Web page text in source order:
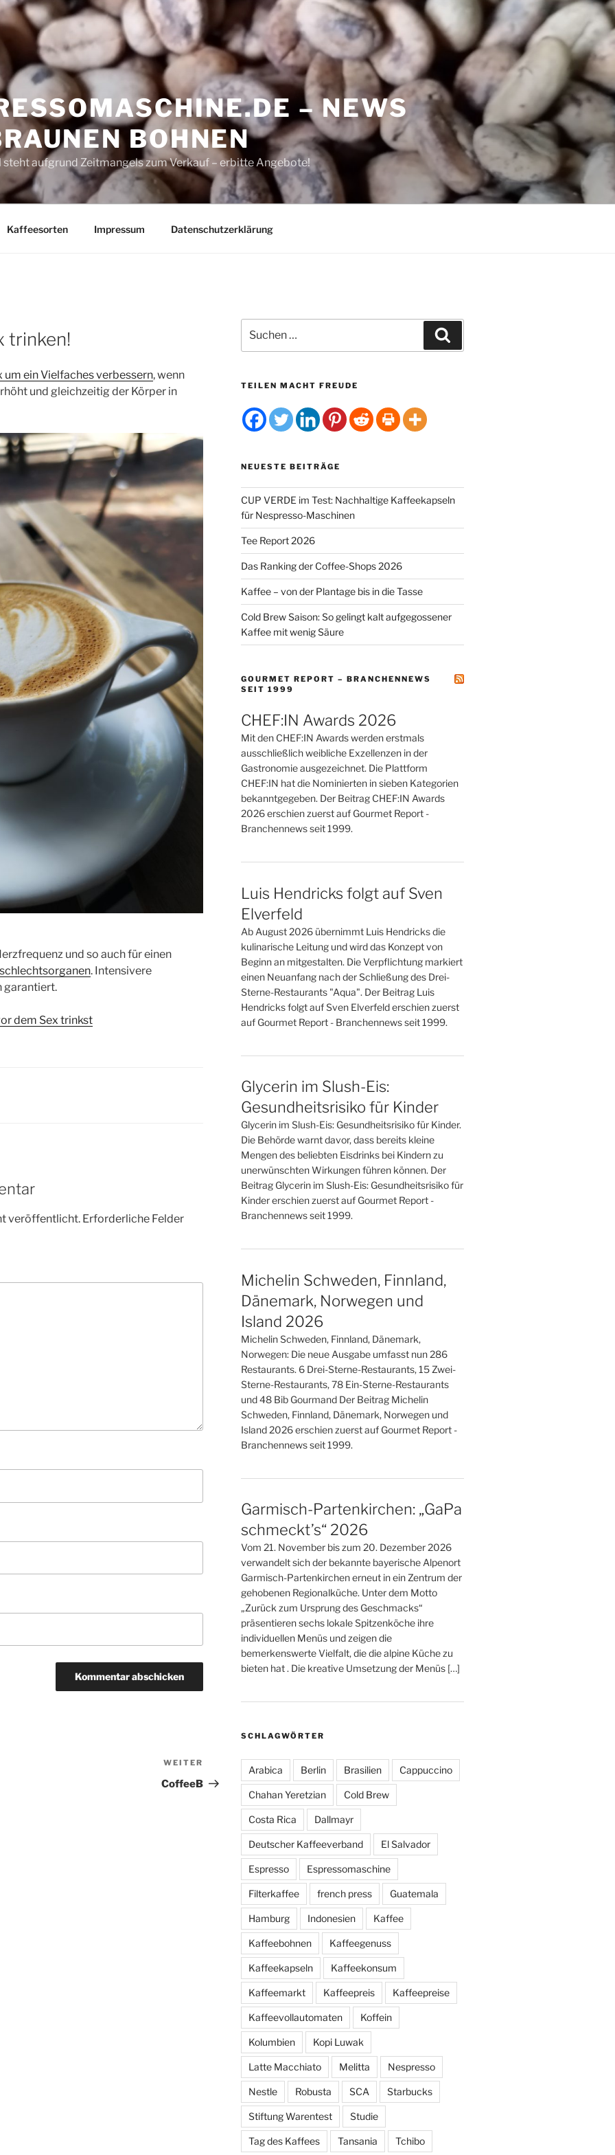
– NEWS
BOHNEN
aufgrund Zeitmangels zum Verkauf – erbitte Angebote!
Kaffeesorten Impressum Datenschutzerklärung
trinken!
um ein Vielfaches verbessern, wenn
und gleichzeitig der Körper in
und so auch für einen
. Intensivere
garantiert.
dem Sex trinkst
veröffentlicht. Erforderliche Felder
Nächster
Beitrag
WEITER
CoffeeB
nach:
TEILEN MACHT FREUDE
NEUESTE BEITRÄGE
CUP VERDE im Test: Nachhaltige Kaffeekapseln
für Nespresso-Maschinen
Tee Report 2026
Das Ranking der Coffee-Shops 2026
Kaffee – von der Plantage bis in die Tasse
Cold Brew Saison: So gelingt kalt aufgegossener
Kaffee mit wenig Säure
GOURMET REPORT – BRANCHENNEWS
SEIT 1999
CHEF:IN Awards 2026
Mit den CHEF:IN Awards werden erstmals
ausschließlich weibliche Exzellenzen in der
Gastronomie ausgezeichnet. Die Plattform
CHEF:IN hat die Nominierten in sieben Kategorien
bekanntgegeben. Der Beitrag CHEF:IN Awards
2026 erschien zuerst auf Gourmet Report -
Branchennews seit 1999.
Luis Hendricks folgt auf Sven
Elverfeld
Ab August 2026 übernimmt Luis Hendricks die
kulinarische Leitung und wird das Konzept von
Beginn an mitgestalten. Die Verpflichtung markiert
einen Neuanfang nach der Schließung des Drei-
Sterne-Restaurants "Aqua". Der Beitrag Luis
Hendricks folgt auf Sven Elverfeld erschien zuerst
auf Gourmet Report - Branchennews seit 1999.
Glycerin im Slush-Eis:
Gesundheitsrisiko für Kinder
Glycerin im Slush-Eis: Gesundheitsrisiko für Kinder.
Die Behörde warnt davor, dass bereits kleine
Mengen des beliebten Eisdrinks bei Kindern zu
unerwünschten Wirkungen führen können. Der
Beitrag Glycerin im Slush-Eis: Gesundheitsrisiko für
Kinder erschien zuerst auf Gourmet Report -
Branchennews seit 1999.
Michelin Schweden, Finnland,
Dänemark, Norwegen und
Island 2026
Michelin Schweden, Finnland, Dänemark,
Norwegen: Die neue Ausgabe umfasst nun 286
Restaurants. 6 Drei-Sterne-Restaurants, 15 Zwei-
Sterne-Restaurants, 78 Ein-Sterne-Restaurants
und 48 Bib Gourmand Der Beitrag Michelin
Schweden, Finnland, Dänemark, Norwegen und
Island 2026 erschien zuerst auf Gourmet Report -
Branchennews seit 1999.
Garmisch-Partenkirchen: „GaPa
schmeckt’s“ 2026
Vom 21. November bis zum 20. Dezember 2026
verwandelt sich der bekannte bayerische Alpenort
Garmisch-Partenkirchen erneut in ein Zentrum der
gehobenen Regionalküche. Unter dem Motto
„Zurück zum Ursprung des Geschmacks“
präsentieren sechs lokale Spitzenköche ihre
individuellen Menüs und zeigen die
bemerkenswerte Vielfalt, die die alpine Küche zu
bieten hat . Die kreative Umsetzung der Menüs […]
SCHLAGWÖRTER
Arabica Berlin Brasilien Cappuccino
Chahan Yeretzian Cold Brew
Costa Rica Dallmayr
Deutscher Kaffeeverband El Salvador
Espresso Espressomaschine
Filterkaffee french press Guatemala
Hamburg Indonesien Kaffee
Kaffeebohnen Kaffeegenuss
Kaffeekapseln Kaffeekonsum
Kaffeemarkt Kaffeepreis Kaffeepreise
Kaffeevollautomaten Koffein
Kolumbien Kopi Luwak
Latte Macchiato Melitta Nespresso
Nestle Robusta SCA Starbucks
Stiftung Warentest Studie
Tag des Kaffees Tansania Tchibo